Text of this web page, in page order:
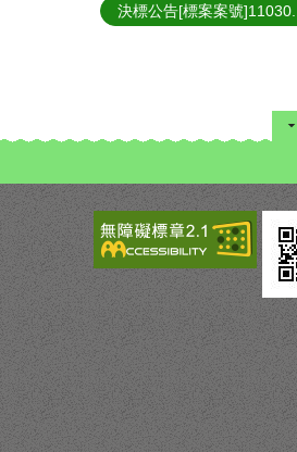
決標公告[標案案號]11030...